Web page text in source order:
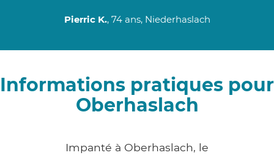
Pierric K., 74 ans, Niederhaslach
Informations pratiques pour
Oberhaslach
Impanté à Oberhaslach, le